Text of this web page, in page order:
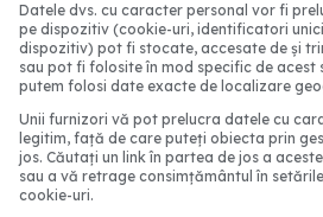
din sufletul nostru. În
noastră și dorința
e nevoie de cuvinte mari. E
ar fi, vor găsi mereu
Datele dvs. cu caracter personal vor fi
pe dispozitiv (cookie-uri, identificatori
dispozitiv) pot fi stocate, accesate de și
sau pot fi folosite în mod specific de acest
putem folosi date exacte de localizare
Unii furnizori vă pot prelucra datele cu
legitim, față de care puteți obiecta prin
jos. Căutați un link în partea de jos a
sau a vă retrage consimțământul în
cookie-uri.